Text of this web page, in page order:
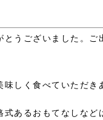
うございました。
しく食べていただき
あるおもてなしな